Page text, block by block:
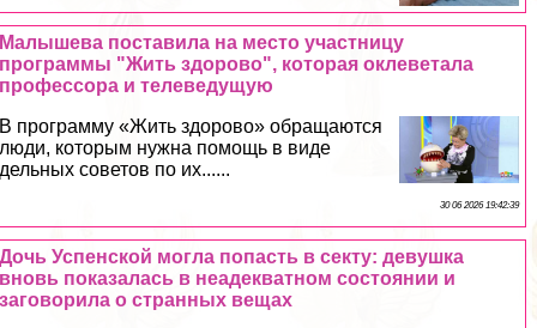
Малышева поставила на место участницу
программы "Жить здорово", которая оклеветала
профессора и телеведущую
В программу «Жить здорово» обращаются
люди, которым нужна помощь в виде
дельных советов по их......
30 06 2026 19:42:39
Дочь Успенской могла попасть в секту: дeвyшка
вновь показалась в неадекватном состоянии и
заговорила о странных вещах